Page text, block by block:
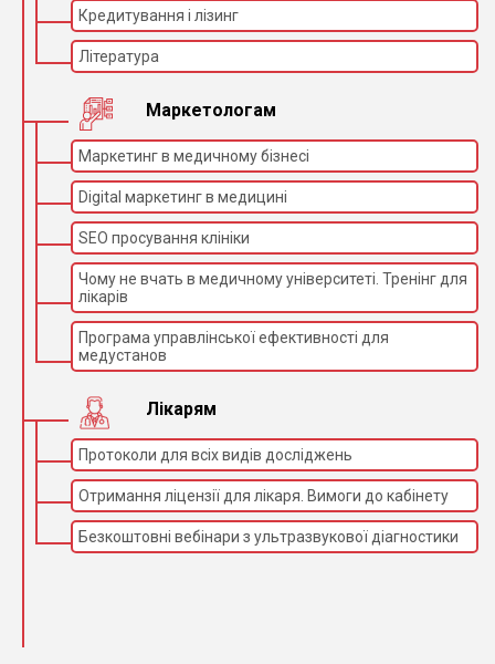
Кредитування і лізинг
Література
Маркетологам
Маркетинг в медичному бізнесі
Digital маркетинг в медицині
SEO просування клініки
Чому не вчать в медичному університеті. Тренінг для
лікарів
Програма управлінської ефективності для
медустанов
Лікарям
Протоколи для всіх видів досліджень
Отримання ліцензії для лікаря. Вимоги до кабінету
Безкоштовні вебінари з ультразвукової діагностики